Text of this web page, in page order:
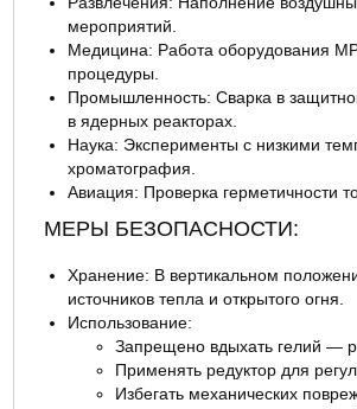
мероприятий.
Медицина: Работа оборудования
процедуры.
Промышленность: Сварка в
в ядерных реакторах.
Наука: Эксперименты с низкими
хроматография.
Авиация: Проверка герметичности
МЕРЫ БЕЗОПАСНОСТИ:
Хранение: В вертикальном
источников тепла и открытого огня.
Использование:
Запрещено вдыхать гелий —
Применять редуктор для
Избегать механических